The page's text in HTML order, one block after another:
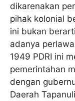
dikarenakan
pihak kolonial
ini bukan
adanya
1949 PDRI ini
pemerintahan
dengan
Daerah